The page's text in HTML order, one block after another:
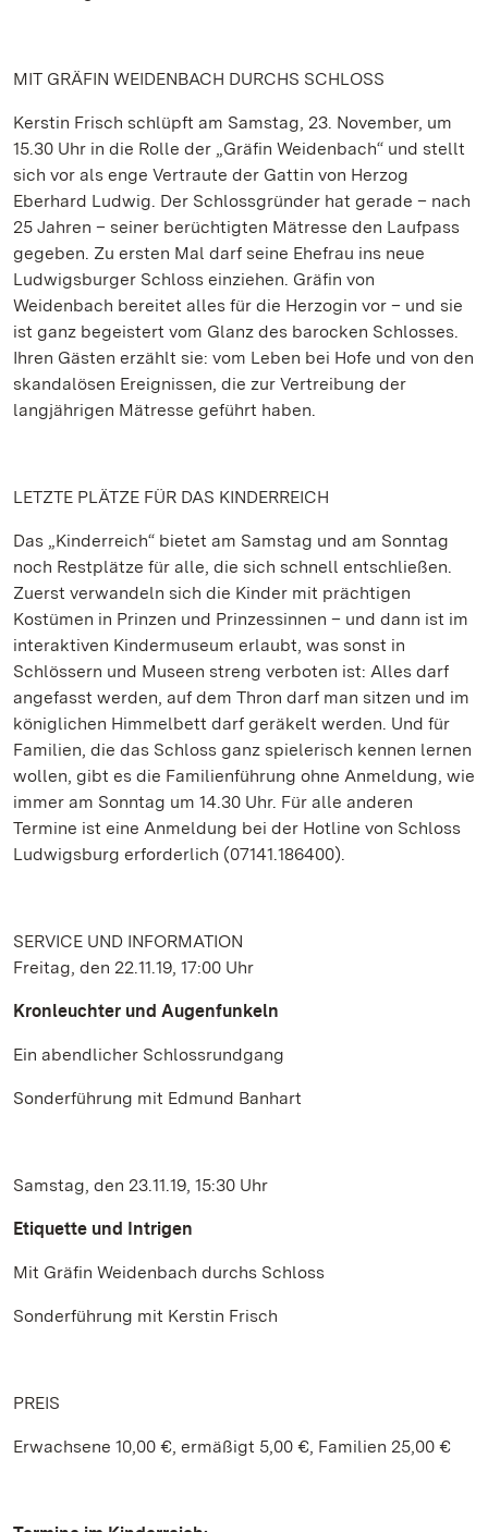
MIT GRÄFIN WEIDENBACH DURCHS SCHLOSS
Kerstin Frisch schlüpft am Samstag, 23. November, um
15.30 Uhr in die Rolle der „Gräfin Weidenbach“ und stellt
sich vor als enge Vertraute der Gattin von Herzog
Eberhard Ludwig. Der Schlossgründer hat gerade – nach
25 Jahren – seiner berüchtigten Mätresse den Laufpass
gegeben. Zu ersten Mal darf seine Ehefrau ins neue
Ludwigsburger Schloss einziehen. Gräfin von
Weidenbach bereitet alles für die Herzogin vor – und sie
ist ganz begeistert vom Glanz des barocken Schlosses.
Ihren Gästen erzählt sie: vom Leben bei Hofe und von den
skandalösen Ereignissen, die zur Vertreibung der
langjährigen Mätresse geführt haben.
LETZTE PLÄTZE FÜR DAS KINDERREICH
Das „Kinderreich“ bietet am Samstag und am Sonntag
noch Restplätze für alle, die sich schnell entschließen.
Zuerst verwandeln sich die Kinder mit prächtigen
Kostümen in Prinzen und Prinzessinnen – und dann ist im
interaktiven Kindermuseum erlaubt, was sonst in
Schlössern und Museen streng verboten ist: Alles darf
angefasst werden, auf dem Thron darf man sitzen und im
königlichen Himmelbett darf geräkelt werden. Und für
Familien, die das Schloss ganz spielerisch kennen lernen
wollen, gibt es die Familienführung ohne Anmeldung, wie
immer am Sonntag um 14.30 Uhr. Für alle anderen
Termine ist eine Anmeldung bei der Hotline von Schloss
Ludwigsburg erforderlich (07141.186400).
SERVICE UND INFORMATION
Freitag, den 22.11.19, 17:00 Uhr
Kronleuchter und Augenfunkeln
Ein abendlicher Schlossrundgang
Sonderführung mit Edmund Banhart
Samstag, den 23.11.19, 15:30 Uhr
Etiquette und Intrigen
Mit Gräfin Weidenbach durchs Schloss
Sonderführung mit Kerstin Frisch
PREIS
Erwachsene 10,00 €, ermäßigt 5,00 €, Familien 25,00 €